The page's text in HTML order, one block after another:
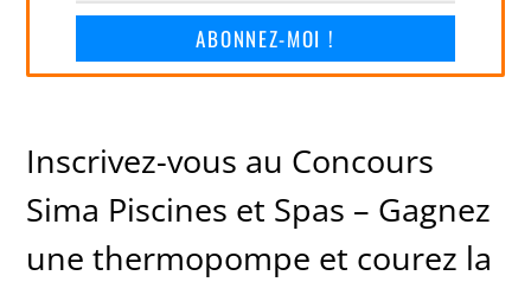
ABONNEZ-MOI !
Inscrivez-vous au Concours
Sima Piscines et Spas – Gagnez
une thermopompe et courez la